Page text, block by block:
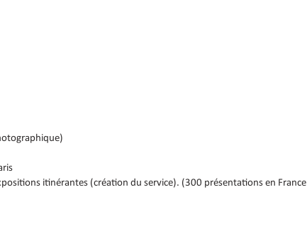
itinérantes (création du service). (300 présentations en France